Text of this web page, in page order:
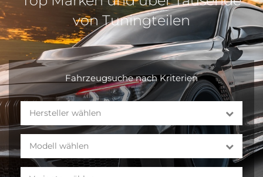
von Tuningteilen
Fahrzeugsuche nach Kriterien
Hersteller wählen
Modell wählen